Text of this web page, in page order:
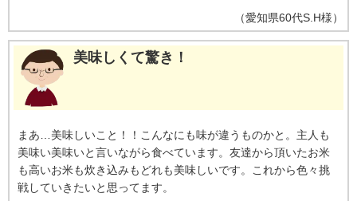
（愛知県60代S.H様）
美味しくて驚き！
まあ…美味しいこと！！こんなにも味が違うものかと。主人も
美味い美味いと言いながら食べています。友達から頂いたお米
も高いお米も炊き込みもどれも美味しいです。これから色々挑
戦していきたいと思ってます。